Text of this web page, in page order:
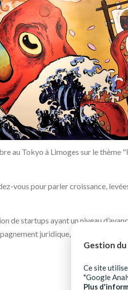
au Tokyo à Limoges sur le thème
vous pour parler croissance,
de startups ayant un niveau
juridique, stratégique,
Gestion
Ce site
"Google
Plus